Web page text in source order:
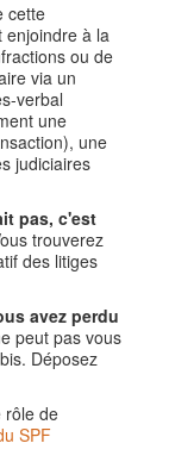
cette
enjoindre à la
ou de
via un
verbal
une
une
judiciaires
pas, c'est
trouverez
des litiges
avez perdu
peut pas vous
Déposez
rôle de
SPF